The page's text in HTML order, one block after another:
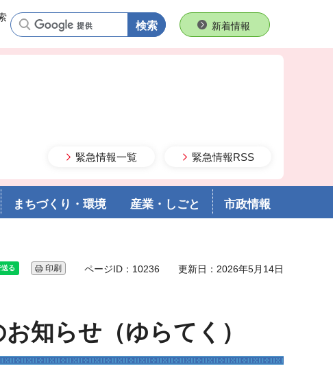
緊急情報一覧 緊急情報RSS
語句で検索新着情報
まちづくり・環境 産業・しごと 市政情報
印刷 ページID：10236 更新日：2026年5月14日
知らせ（ゆらてく）